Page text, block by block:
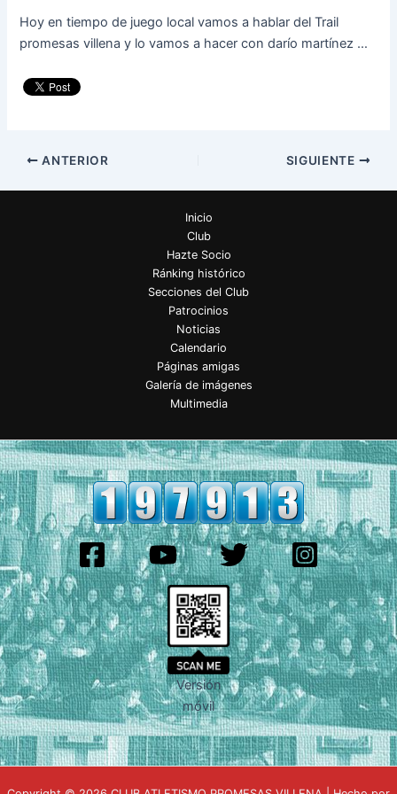
Hoy en tiempo de juego local vamos a hablar del Trail
promesas villena y lo vamos a hacer con darío martínez …
ANTERIOR SIGUIENTE
Inicio
Club
Hazte Socio
Ránking histórico
Secciones del Club
Patrocinios
Noticias
Calendario
Páginas amigas
Galería de imágenes
Multimedia
Versión
móvil